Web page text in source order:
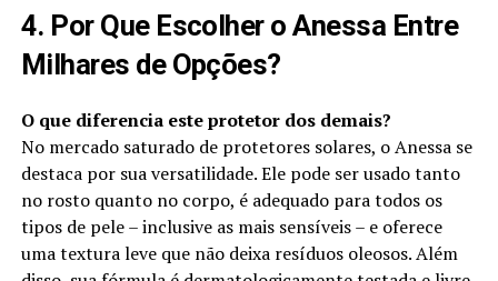
4. Por Que Escolher o Anessa Entre
Milhares de Opções?
O que diferencia este protetor dos demais?
No mercado saturado de protetores solares, o Anessa se
destaca por sua versatilidade. Ele pode ser usado tanto
no rosto quanto no corpo, é adequado para todos os
tipos de pele – inclusive as mais sensíveis – e oferece
uma textura leve que não deixa resíduos oleosos. Além